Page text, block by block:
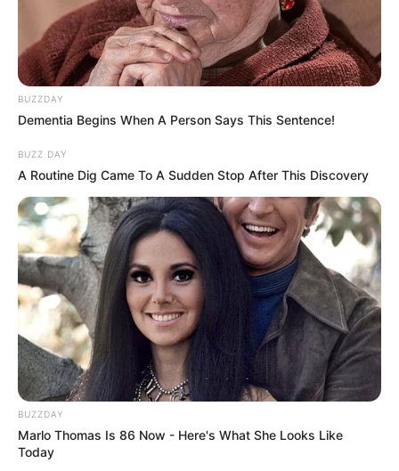
ügyekhez is, amelyek a korábbi hatalom legbelsőbb
köreihez vezetnek.
A kisebb halak után ugyanis mindig ez a kérdés jön:
lesz-e bátorság a nagyobbakhoz?
BUZZDAY
Dementia Begins When A Person Says This Sentence!
BUZZ DAY
A Routine Dig Came To A Sudden Stop After This Discovery
BUZZDAY
Marlo Thomas Is 86 Now - Here's What She Looks Like
Today